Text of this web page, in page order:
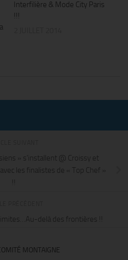
Interfilière & Mode City Paris
!!!
» s’installent @ Croissy et
les finalistes de « Top Chef »
delà des frontières !!
MONTAIGNE